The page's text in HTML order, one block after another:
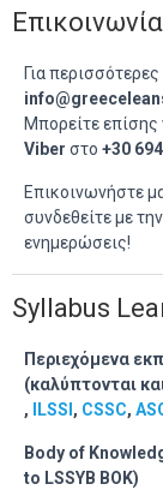
Επικοινωνία
Για
info
Μπορείτε
Viber στο +30
Επικοινωνήστε
συνδεθείτε με την
ενημερώσεις!
Syllabus
Περιεχόμενα
(καλύπτονται
,
ILSSI , CSSC,
Body of
to LSSYB BOK)